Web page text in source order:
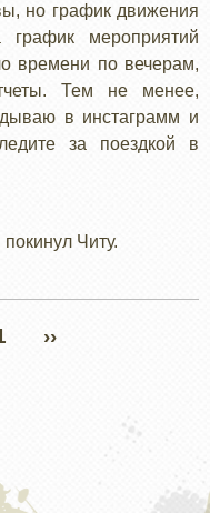
но график движения
мероприятий
времени по вечерам,
Тем не менее,
в инстаграмм и
за поездкой в
Читу.
СЛЕДУЮЩАЯ
››